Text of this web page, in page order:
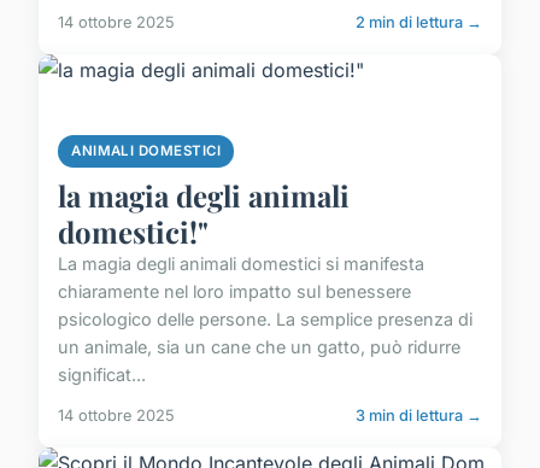
14 ottobre 2025 2 min di lettura →
ANIMALI DOMESTICI
la magia degli animali
domestici!"
La magia degli animali domestici si manifesta
chiaramente nel loro impatto sul benessere
psicologico delle persone. La semplice presenza di
un animale, sia un cane che un gatto, può ridurre
significat...
14 ottobre 2025 3 min di lettura →